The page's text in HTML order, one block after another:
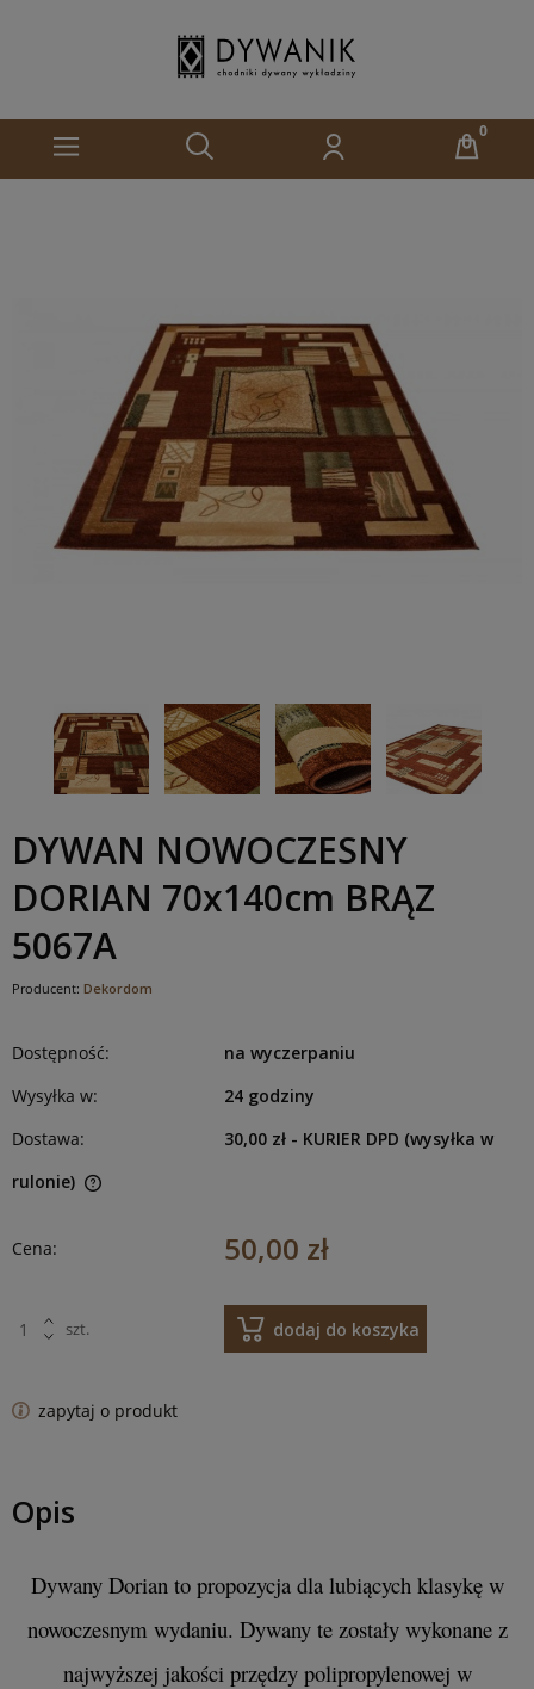
DYWAN NOWOCZESNY
DORIAN 70x140cm BRĄZ
5067A
Producent: Dekordom
Dostępność:
na wyczerpaniu
Wysyłka w:
24 godziny
Dostawa:
30,00 zł - KURIER DPD (wysyłka w
rulonie)
Cena: 50,00 zł
szt. dodaj do koszyka
zapytaj o produkt
Opis
Dywany Dorian to propozycja dla lubiących klasykę w
nowoczesnym wydaniu. Dywany te zostały wykonane z
najwyższej jakości przędzy polipropylenowej w